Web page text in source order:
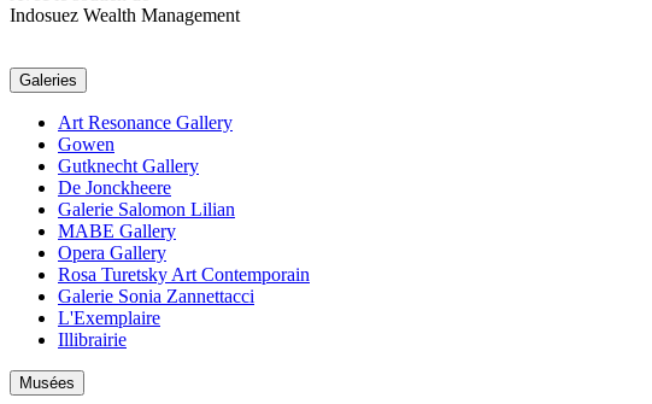
Indosuez Wealth Management
Galeries
Art Resonance Gallery
Gowen
Gutknecht Gallery
De Jonckheere
Galerie Salomon Lilian
MABE Gallery
Opera Gallery
Rosa Turetsky Art Contemporain
Galerie Sonia Zannettacci
L'Exemplaire
Illibrairie
Musées